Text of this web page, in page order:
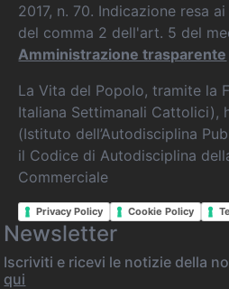
2017, n. 70. Indicazione resa
del comma 2 dell'art. 5 del
Amministrazione trasparente
La Vita del Popolo, tramite la
Italiana Settimanali Cattolici),
(Istituto dell’Autodisciplina
il Codice di Autodisciplina
Commerciale
Privacy Policy Cookie Policy
Newsletter
Iscriviti e ricevi le notizie della
qui